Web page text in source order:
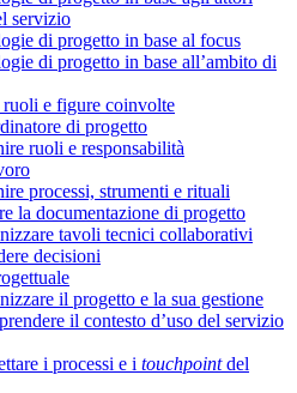
servizio
di progetto in base al focus
di progetto in base all’ambito di
ruoli e figure coinvolte
di progetto
ruoli e responsabilità
processi, strumenti e rituali
la documentazione di progetto
tavoli tecnici collaborativi
decisioni
il progetto e la sua gestione
il contesto d’uso del servizio
i processi e i touchpointdel